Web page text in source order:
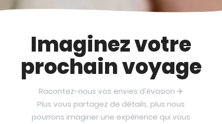
Imaginez votre
prochain voyage
Racontez-nous vos envies d’évasion ✈️
Plus vous partagez de détails, plus nous
pourrons imaginer une expérience qui vous